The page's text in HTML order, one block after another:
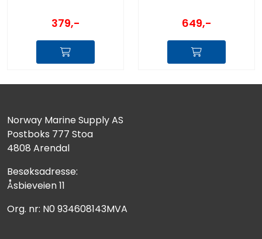
379,- 649,-
Norway Marine Supply AS
Postboks 777 Stoa
4808 Arendal
Besøksadresse:
Åsbieveien 11
Org. nr: N0 934608143MVA